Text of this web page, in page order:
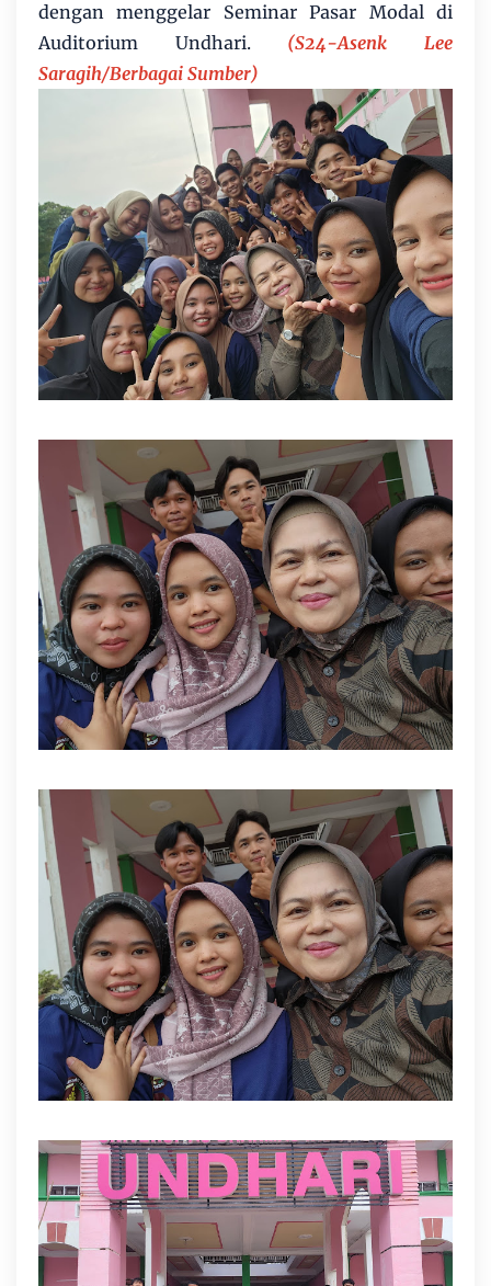
dengan menggelar Seminar Pasar Modal di
Auditorium Undhari. (S24-Asenk Lee
Saragih/Berbagai Sumber)